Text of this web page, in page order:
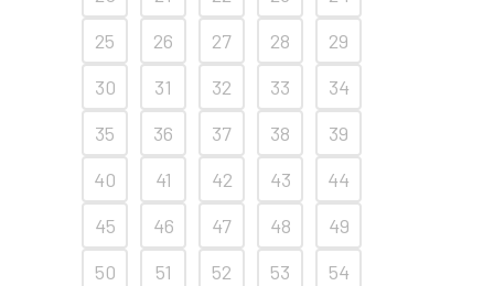
25
26 27 28
29
30
31 32 33
34
35
36 37 38
39
40
41 42 43
44
45
46 47 48
49
50
51 52 53
54